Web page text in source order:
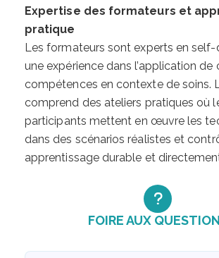
Expertise des formateurs et
pratique
Les formateurs sont experts en self-
une expérience dans l’application de
compétences en contexte de soins.
comprend des ateliers pratiques où
participants mettent en œuvre les
dans des scénarios réalistes et
apprentissage durable et
FOIRE AUX